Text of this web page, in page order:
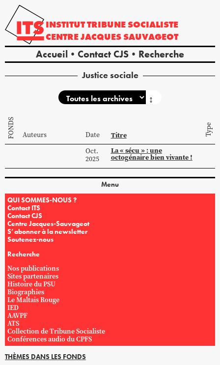
INSTITUTTRIBUNE SOCIALISTE
CENTREJACQUES SAUVAGEOT
Accueil Contact CJS Recherche
Justice sociale
↕
FONDS Auteurs Date Titre Type
Oct.
2025
La « sécu » : une
octogénaire bien vivante !
Menu
QUI SOMMES-NOUS ?
Contact ITS
Contact CJS
Centre Jacques-Sauvageot
S’abonner à la newsletter
Soutenez-nous
Recherche
Nos publications
Sites partenaires
Histoire du PSU
Biographies
Le Maltais Rouge
IED
AAVPF
ATS
Collection de Tribune Socialiste
Conférences audio du CPFS
THÈMES DANS LES FONDS